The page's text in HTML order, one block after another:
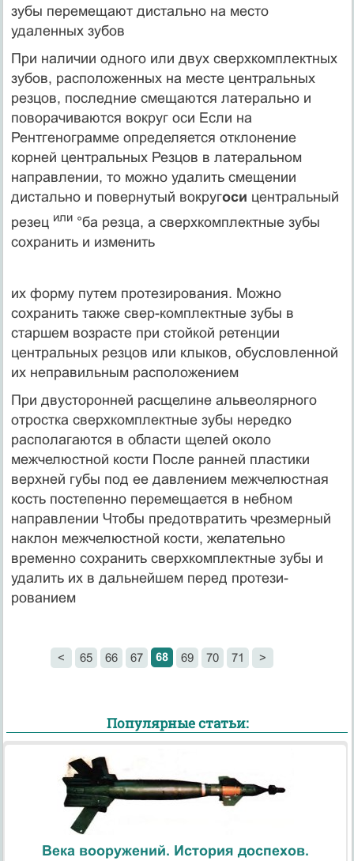
зубы перемещают дистально на место
удаленных зубов
При наличии одного или двух сверхкомплектных
зубов, расположенных на месте центральных
резцов, последние сме­щаются латерально и
поворачиваются вокруг оси Если на
Рентгенограмме определяется отклонение
корней центральных Резцов в латеральном
направлении, то можно удалить смещен­ии
дистально и повернутый вокругоси центральный
резец или°ба резца, а сверхкомплектные зубы
сохранить и изменить
их форму путем протезирования. Можно
сохранить также свер-комплектные зубы в
старшем возрасте при стойкой ретенции
центральных резцов или клыков, обусловленной
их неправиль­ным расположением
При двусторонней расщелине альвеолярного
отростка сверх­комплектные зубы нередко
располагаются в области щелей около
межчелюстной кости После ранней пластики
верхней губы под ее давлением межчелюстная
кость постепенно перемещается в небном
направлении Чтобы предотвратить чрезмерный
наклон межчелюстной кости, желательно
временно сохранить сверх­комплектные зубы и
удалить их в дальнейшем перед протези­
рованием
< 65 66 67 68 69 70 71 >
Популярные статьи:
Века вооружений. История доспехов.